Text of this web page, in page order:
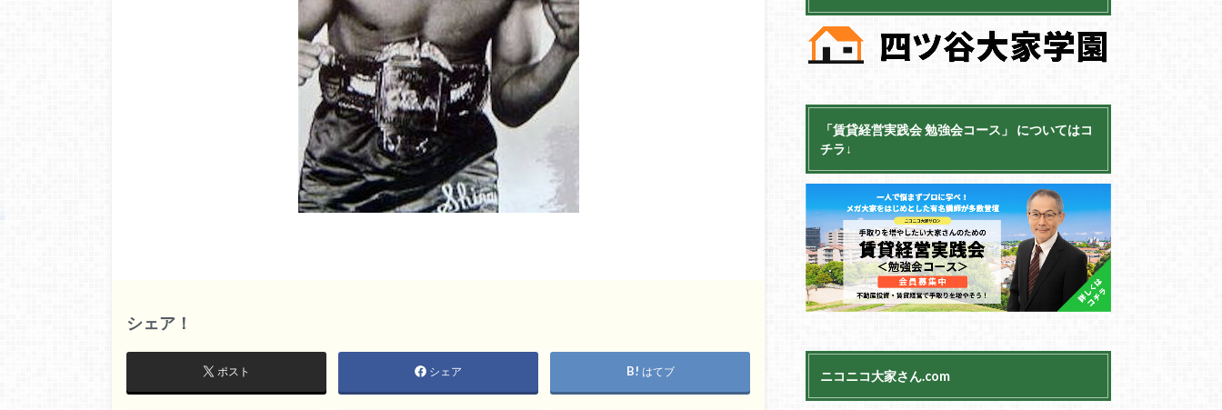
シェア！
ポスト シェア はてブ
「賃貸経営実践会 勉強会コース」 についてはコ
チラ↓
ニコニコ大家さん.com